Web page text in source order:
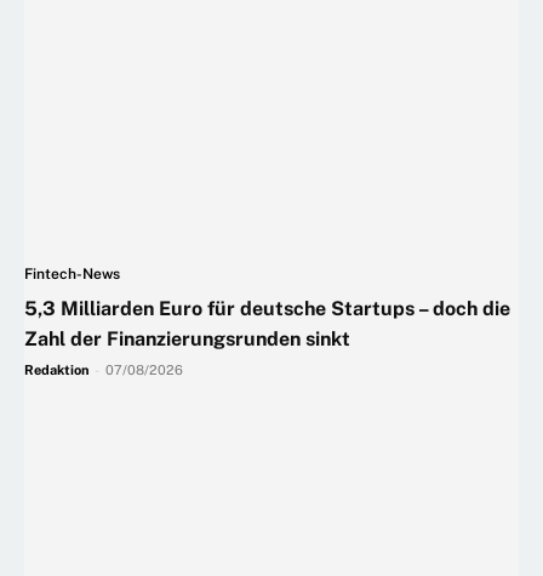
Fintech-News
5,3 Milliarden Euro für deutsche Startups – doch die
Zahl der Finanzierungsrunden sinkt
Redaktion 07/08/2026